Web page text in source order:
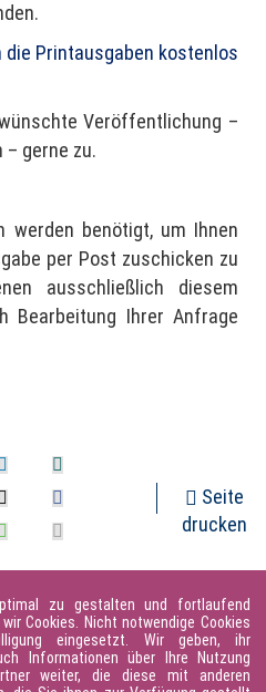
die Printausgaben kostenlos
Veröffentlichung –
gerne zu.
werden benötigt, um Ihnen
per Post zuschicken zu
ausschließlich diesem
Bearbeitung Ihrer Anfrage
Seite
drucken
zu gestalten und fortlaufend
Cookies. Nicht notwendige Cookies
eingesetzt. Wir geben, ihr
Informationen über Ihre Nutzung
weiter, die diese mit anderen